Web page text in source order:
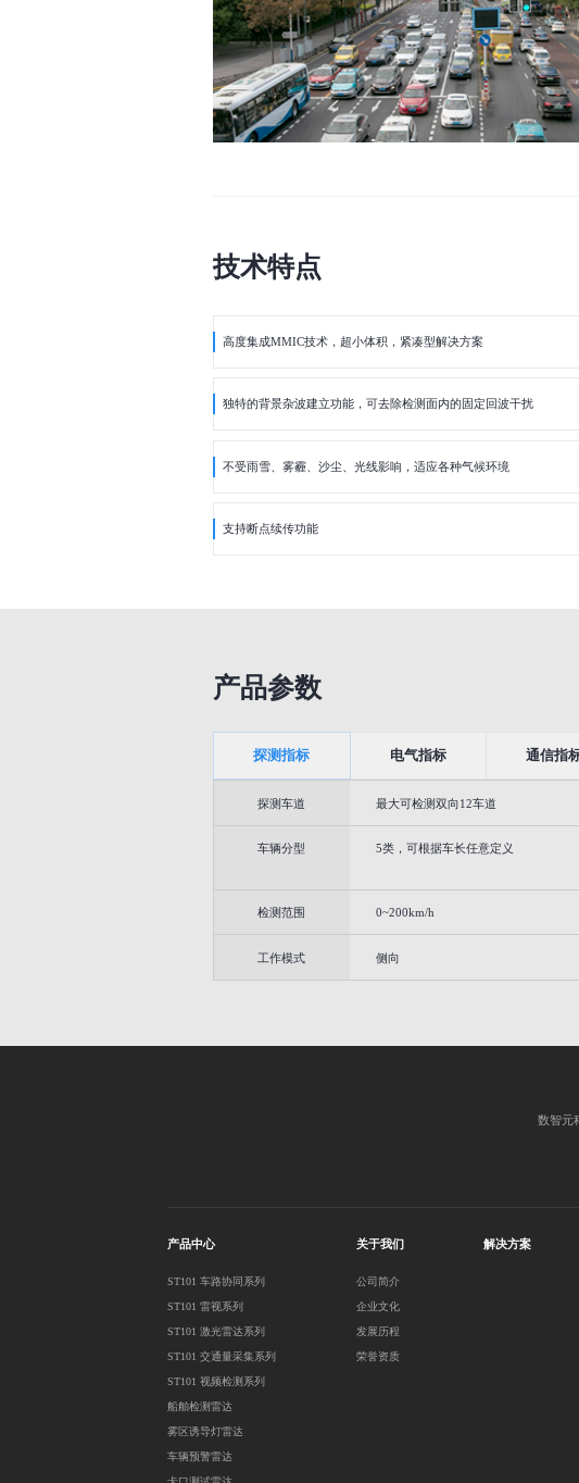
技术特点
高度集成MMIC技术，超小体积，紧凑型解决方案
独特的背景杂波建立功能，可去除检测面内的固定回波干扰
不受雨雪、雾霾、沙尘、光线影响，适应各种气候环境
支持断点续传功能
产品参数
探测指标 电气指标 通信指
探测车道 最大可检测双向12车道
车辆分型 5类，可根据车长任意定义
检测范围 0~200km/h
工作模式 侧向
数智元
产品中心
ST101 车路协同系列
ST101 雷视系列
ST101 激光雷达系列
ST101 交通量采集系列
ST101 视频检测系列
船舶检测雷达
雾区诱导灯雷达
车辆预警雷达
关于我们
公司简介
企业文化
发展历程
荣誉资质
解决方案